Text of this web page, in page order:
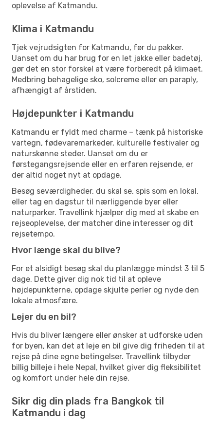
oplevelse af Katmandu.
Klima i Katmandu
Tjek vejrudsigten for Katmandu, før du pakker.
Uanset om du har brug for en let jakke eller badetøj,
gør det en stor forskel at være forberedt på klimaet.
Medbring behagelige sko, solcreme eller en paraply,
afhængigt af årstiden.
Højdepunkter i Katmandu
Katmandu er fyldt med charme – tænk på historiske
vartegn, fødevaremarkeder, kulturelle festivaler og
naturskønne steder. Uanset om du er
førstegangsrejsende eller en erfaren rejsende, er
der altid noget nyt at opdage.
Besøg seværdigheder, du skal se, spis som en lokal,
eller tag en dagstur til nærliggende byer eller
naturparker. Travellink hjælper dig med at skabe en
rejseoplevelse, der matcher dine interesser og dit
rejsetempo.
Hvor længe skal du blive?
For et alsidigt besøg skal du planlægge mindst 3 til 5
dage. Dette giver dig nok tid til at opleve
højdepunkterne, opdage skjulte perler og nyde den
lokale atmosfære.
Lejer du en bil?
Hvis du bliver længere eller ønsker at udforske uden
for byen, kan det at leje en bil give dig friheden til at
rejse på dine egne betingelser. Travellink tilbyder
billig billeje i hele Nepal, hvilket giver dig fleksibilitet
og komfort under hele din rejse.
Sikr dig din plads fra Bangkok til
Katmandu i dag